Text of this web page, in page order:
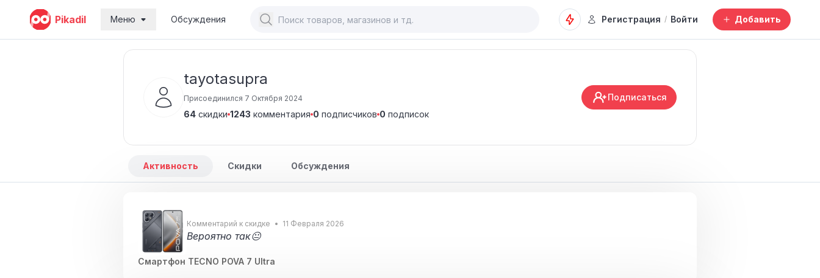
Pikadil Меню Обсуждения Регистрация / Войти Добавить
tayotasupra
Присоединился 7 Октября 2024
64 скидки 1243 комментария 0 подписчиков 0 подписок
Подписаться
Активность Скидки Обсуждения
Комментарий к скидке 11 Февраля 2026
Вероятно так😐
Смартфон TECNO POVA 7 Ultra